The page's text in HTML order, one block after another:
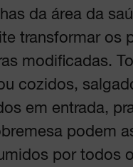
da área da
transformar os
modificadas.
cozidos,
em entrada,
podem
por todos